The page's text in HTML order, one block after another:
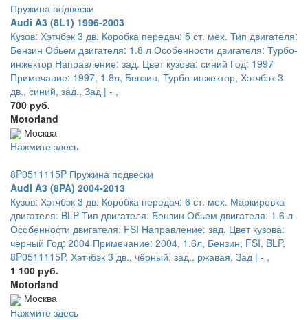
Пружина подвески
Audi A3 (8L1) 1996-2003
Кузов: Хэтчбэк 3 дв. Коробка передач: 5 ст. мех. Тип двигателя:
Бензин Обьем двигателя: 1.8 л Особенности двигателя: Турбо-
инжектор Направление: зад. Цвет кузова: синий Год: 1997
Примечание: 1997, 1.8л, Бензин, Турбо-инжектор, Хэтчбэк 3
дв., синий, зад., Зад | - ,
700 руб.
Motorland
Москва
Нажмите здесь
8P0511115P Пружина подвески
Audi A3 (8PA) 2004-2013
Кузов: Хэтчбэк 3 дв. Коробка передач: 6 ст. мех. Маркировка
двигателя: BLP Тип двигателя: Бензин Обьем двигателя: 1.6 л
Особенности двигателя: FSI Направление: зад. Цвет кузова:
чёрный Год: 2004 Примечание: 2004, 1.6л, Бензин, FSI, BLP,
8P0511115P, Хэтчбэк 3 дв., чёрный, зад., ржавая, Зад | - ,
1 100 руб.
Motorland
Москва
Нажмите здесь